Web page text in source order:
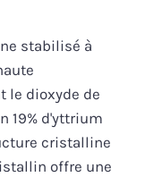
stabilisé à
le dioxyde de
19% d'yttrium
cristalline
offre une